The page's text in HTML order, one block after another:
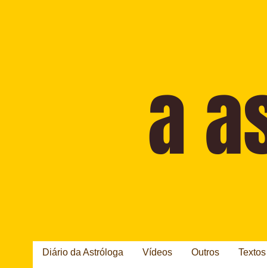
Diário da Astróloga Vídeos Outros